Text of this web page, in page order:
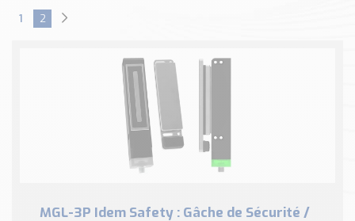
1 2
MGL-3P Idem Safety : Gâche de Sécurité /